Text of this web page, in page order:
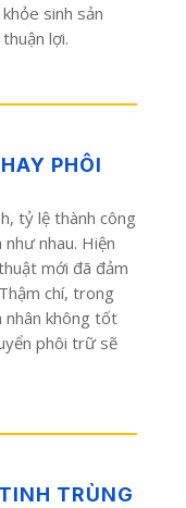
sinh sản
lợi.
PHÔI
tỷ lệ thành công
nhau. Hiện
mới đã đảm
chí, trong
không tốt
phôi trữ sẽ
TRÙNG